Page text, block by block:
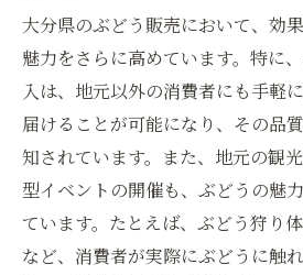
大分県のぶどう販売において、効
魅力をさらに高めています。特に
入は、地元以外の消費者にも手軽
届けることが可能になり、その品
知されています。また、地元の観
型イベントの開催も、ぶどうの魅
ています。たとえば、ぶどう狩り
など、消費者が実際にぶどうに触